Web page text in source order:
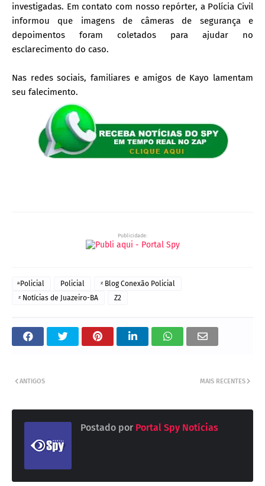
investigadas. Em contato com nosso repórter, a Polícia Civil
informou que imagens de câmeras de segurança e
depoimentos foram coletados para ajudar no
esclarecimento do caso.
Nas redes sociais, familiares e amigos de Kayo lamentam
seu falecimento.
Publicidade:
ͣ Policial Policial
ᶻ Blog Conexão Policial
ᶻ Notícias de Juazeiro-BA
Z2
MAIS RECENTES
ANTIGOS
Postado por Portal Spy Notícias